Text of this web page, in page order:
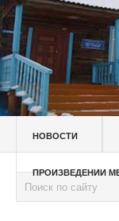
НОВОСТИ
ПРОИЗВЕДЕНИИ